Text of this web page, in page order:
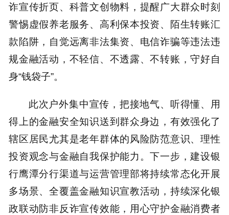
诈宣传折页、科普文创物料，提醒广大群众时刻
警惕虚假养老服务、高利保本投资、陌生转账汇
款陷阱，自觉远离非法集资、电信诈骗等违法违
规金融活动，不轻信、不透露、不转账，守好自
身“钱袋子”。
此次户外集中宣传，把接地气、听得懂、用
得上的金融安全知识送到群众身边，有效强化了
辖区居民尤其是老年群体的风险防范意识、理性
投资观念与金融自我保护能力。下一步，建设银
行鹰潭分行渠道与运营管理部将持续常态化开展
多场景、全覆盖金融知识宣教活动，持续深化银
政联动防非反诈宣传效能，用心守护金融消费者